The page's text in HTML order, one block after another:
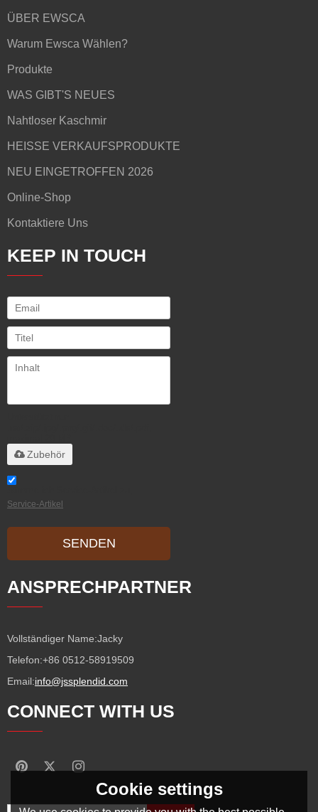
ÜBER EWSCA
Warum Ewsca Wählen?
Produkte
WAS GIBT'S NEUES
Nahtloser Kaschmir
HEISSE VERKAUFSPRODUKTE
NEU EINGETROFFEN 2026
Online-Shop
Kontaktiere Uns
KEEP IN TOUCH
Zubehör
Service-Artikel
SENDEN
ANSPRECHPARTNER
Vollständiger Name:Jacky
Telefon:+86 0512-58919509
Email:info@jssplendid.com
CONNECT WITH US
Cookie settings